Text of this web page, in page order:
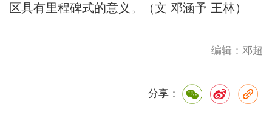
区具有里程碑式的意义。（文 邓涵予 王林）
编辑：邓超
分享：